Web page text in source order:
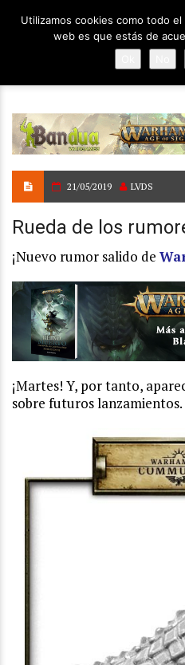
21/05/2019 LVDS
Rueda de los
¡Nuevo rumor salido de
¡Martes! Y, por tanto,
sobre futuros lanzamientos.
Utilizamos cookies como todo
web es que estás de